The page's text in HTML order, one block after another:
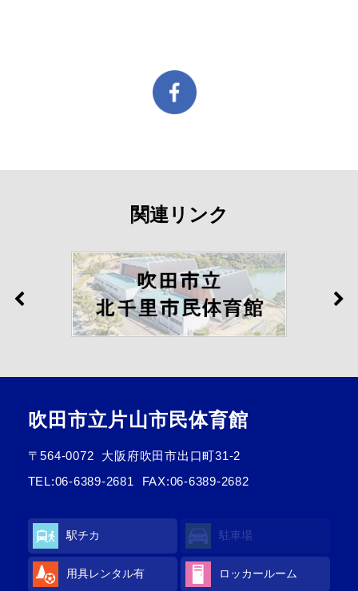
関連リンク
吹田市立片山市民体育館
〒564-0072
大阪府吹田市出口町31-2
TEL:06-6389-2681 FAX:06-6389-2682
駅チカ 駐車場
用具レンタル有 ロッカールーム